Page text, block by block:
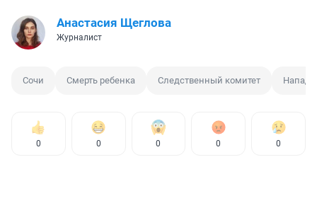
Анастасия Щеглова
Журналист
Сочи Смерть ребенка Следственный комитет
0 0 0 0 0